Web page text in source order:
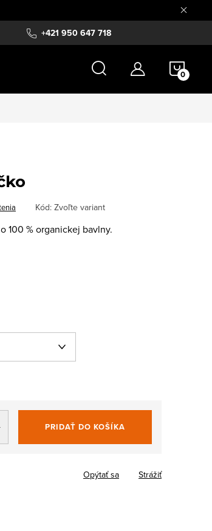
+421 950 647 718
Kód: Zvoľte variant
100 % organickej bavlny.
PRIDAŤ DO KOŠÍKA
Opýtať sa Strážiť